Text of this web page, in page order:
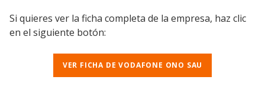
Si quieres ver la ficha completa de la empresa, haz clic
en el siguiente botón:
VER FICHA DE VODAFONE ONO SAU